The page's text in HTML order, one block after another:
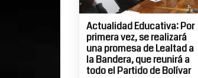
Actualidad Educativa: Por
primera vez, se realizará
una promesa de Lealtad a
la Bandera, que reunirá a
todo el Partido de Bolívar